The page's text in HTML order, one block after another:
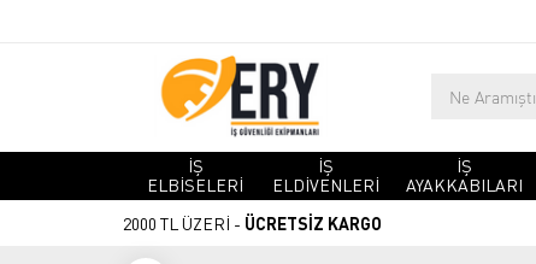
İŞ
ELBİSELERİ
İŞ
ELDİVENLERİ
İŞ
AYAKKABILARI
2000 TL ÜZERİ - ÜCRETSİZ KARGO